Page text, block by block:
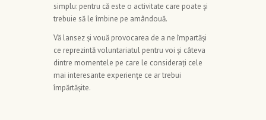
simplu: pentru că este o activitate care poate și
trebuie să le îmbine pe amândouă.
Vă lansez și vouă provocarea de a ne împartăși
ce reprezintă voluntariatul pentru voi și câteva
dintre momentele pe care le considerați cele
mai interesante experiențe ce ar trebui
împărtășite.